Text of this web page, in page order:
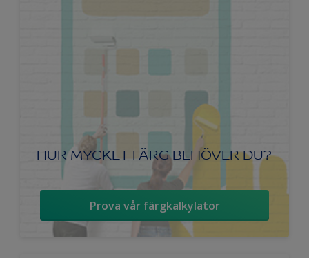
HUR MYCKET FÄRG BEHÖVER DU?
Prova vår färgkalkylator